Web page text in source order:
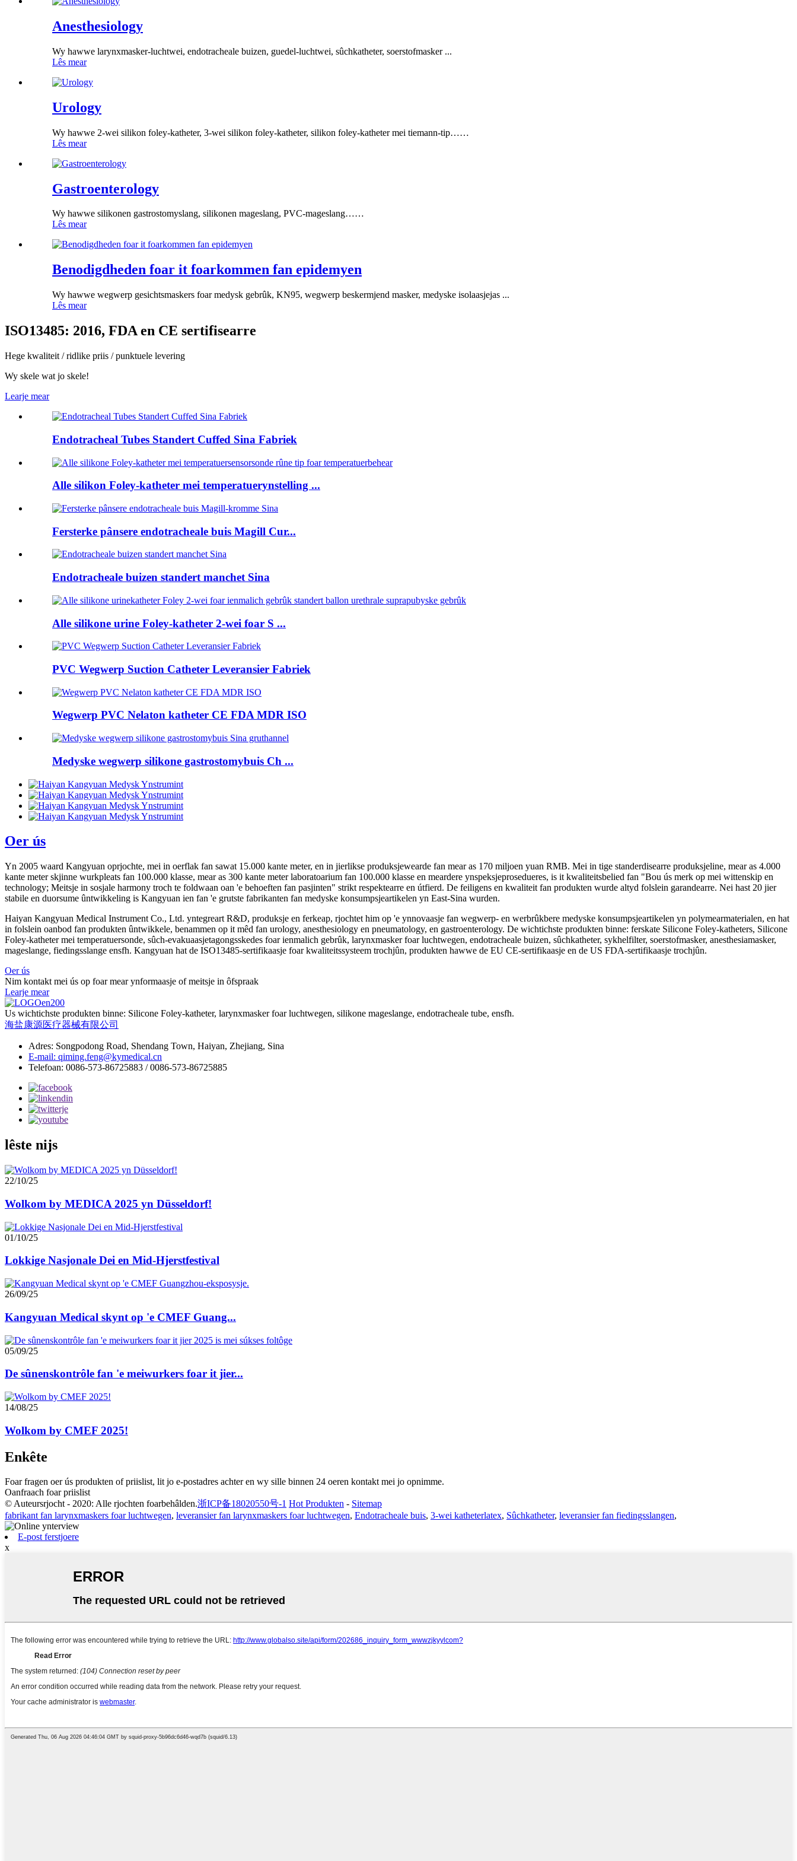
Anesthesiology
Wy hawwe larynxmasker-luchtwei, endotracheale buizen, guedel-luchtwei, sûchkatheter, soerstofmasker ...
Lês mear
Urology
Wy hawwe 2-wei silikon foley-katheter, 3-wei silikon foley-katheter, silikon foley-katheter mei tiemann-tip……
Lês mear
Gastroenterology
Wy hawwe silikonen gastrostomyslang, silikonen mageslang, PVC-mageslang……
Lês mear
Benodigdheden foar it foarkommen fan epidemyen
Wy hawwe wegwerp gesichtsmaskers foar medysk gebrûk, KN95, wegwerp beskermjend masker, medyske isolaasjejas ...
Lês mear
ISO13485: 2016, FDA en CE sertifisearre
Hege kwaliteit / ridlike priis / punktuele levering
Wy skele wat jo skele!
Learje mear
Endotracheal Tubes Standert Cuffed Sina Fabriek
Alle silikon Foley-katheter mei temperatuerynstelling ...
Fersterke pânsere endotracheale buis Magill Cur...
Endotracheale buizen standert manchet Sina
Alle silikone urine Foley-katheter 2-wei foar S ...
PVC Wegwerp Suction Catheter Leveransier Fabriek
Wegwerp PVC Nelaton katheter CE FDA MDR ISO
Medyske wegwerp silikone gastrostomybuis Ch ...
Oer ús
Yn 2005 waard Kangyuan oprjochte, mei in oerflak fan sawat 15.000 kante meter, en in jierlikse produksjewearde fan mear as 170 miljoen yuan RMB. Mei in tige standerdisearre produksjeline, mear as 4.000
kante meter skjinne wurkpleats fan 100.000 klasse, mear as 300 kante meter laboratoarium fan 100.000 klasse en meardere ynspeksjeprosedueres, is it kwaliteitsbelied fan "Bou ús merk op mei wittenskip en
technology; Meitsje in sosjale harmony troch te foldwaan oan 'e behoeften fan pasjinten" strikt respektearre en útfierd. De feiligens en kwaliteit fan produkten wurde altyd folslein garandearre. Nei hast 20 jier
stabile en duorsume ûntwikkeling is Kangyuan ien fan 'e grutste fabrikanten fan medyske konsumpsjeartikelen yn East-Sina wurden.
Haiyan Kangyuan Medical Instrument Co., Ltd. yntegreart R&D, produksje en ferkeap, rjochtet him op 'e ynnovaasje fan wegwerp- en werbrûkbere medyske konsumpsjeartikelen yn polymearmaterialen, en hat
in folslein oanbod fan produkten ûntwikkele, benammen op it mêd fan urology, anesthesiology en pneumatology, en gastroenterology. De wichtichste produkten binne: ferskate Silicone Foley-katheters, Silicone
Foley-katheter mei temperatuersonde, sûch-evakuaasjetagongsskedes foar ienmalich gebrûk, larynxmasker foar luchtwegen, endotracheale buizen, sûchkatheter, sykhelfilter, soerstofmasker, anesthesiamasker,
mageslange, fiedingsslange ensfh. Kangyuan hat de ISO13485-sertifikaasje foar kwaliteitssysteem trochjûn, produkten hawwe de EU CE-sertifikaasje en de US FDA-sertifikaasje trochjûn.
Oer ús
Nim kontakt mei ús op foar mear ynformaasje of meitsje in ôfspraak
Learje mear
Us wichtichste produkten binne: Silicone Foley-katheter, larynxmasker foar luchtwegen, silikone mageslange, endotracheale tube, ensfh.
海盐康源医疗器械有限公司
Adres: Songpodong Road, Shendang Town, Haiyan, Zhejiang, Sina
E-mail: qiming.feng@kymedical.cn
Telefoan: 0086-573-86725883 / 0086-573-86725885
lêste nijs
22/10/25
Wolkom by MEDICA 2025 yn Düsseldorf!
01/10/25
Lokkige Nasjonale Dei en Mid-Hjerstfestival
26/09/25
Kangyuan Medical skynt op 'e CMEF Guang...
05/09/25
De sûnenskontrôle fan 'e meiwurkers foar it jier...
14/08/25
Wolkom by CMEF 2025!
Enkête
Foar fragen oer ús produkten of priislist, lit jo e-postadres achter en wy sille binnen 24 oeren kontakt mei jo opnimme.
Oanfraach foar priislist
© Auteursrjocht - 2020: Alle rjochten foarbehâlden.浙ICP备18020550号-1 Hot Produkten - Sitemap
fabrikant fan larynxmaskers foar luchtwegen, leveransier fan larynxmaskers foar luchtwegen, Endotracheale buis, 3-wei katheterlatex, Sûchkatheter, leveransier fan fiedingsslangen,
E-post ferstjoere
x